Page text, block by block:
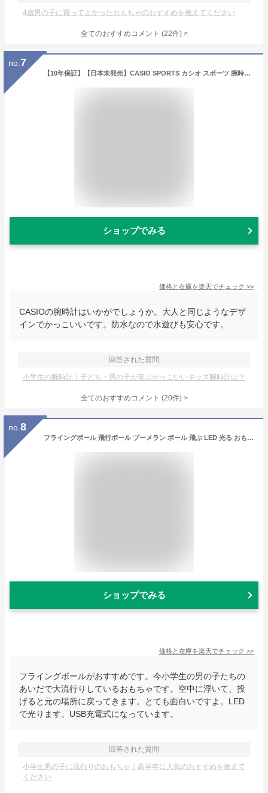
4歳男の子に買ってよかったおもちゃのおすすめを教えてください
全てのおすすめコメント (22件) >
no. 7
【10年保証】【日本未発売】CASIO SPORTS カシオ スポーツ 腕時計 時計 ブランド メンズ キッズ 子供 男の子 チープカシオ チプカシ アナログ 日付 カレンダー 防水 ブラック 黒 ホワイト 白 ゴールド 金 ネイビー グリーン 緑 オレンジ 海外モデル ギフト プレゼント
ショップでみる
価格と在庫を楽天でチェック >>
CASIOの腕時計はいかがでしょうか。大人と同じようなデザ
インでかっこいいです。防水なので水遊びも安心です。
回答された質問
小学生の腕時計｜子ども・男の子が喜ぶかっこいいキッズ腕時計は？
全てのおすすめコメント (20件) >
no. 8
フライングボール 飛行ボール ブーメラン ボール 飛ぶ LED 光る おもちゃ 9.5cm フライング スピナー 空飛ぶボール 回転式 ジャイロ USB充電式 子供向け 子供 子ども こども キッズ 室内 屋外 部屋 幼稚園 小学生 外遊び TikTok 人気 男の子 女の子 誕生日 プレゼント
ショップでみる
価格と在庫を楽天でチェック >>
フライングボールがおすすめです。今小学生の男の子たちの
あいだで大流行りしているおもちゃです。空中に浮いて、投
げると元の場所に戻ってきます。とても面白いですよ。LED
で光ります。USB充電式になっています。
回答された質問
小学生男の子に流行りのおもちゃ｜高学年に人気のおすすめを教えて
ください